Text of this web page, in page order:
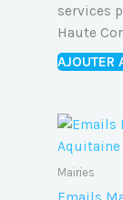
services
Haute
AJOUTER
Mairies